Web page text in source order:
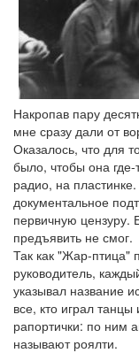
Накропав пару
мне сразу дали от
Оказалось, что для
было, чтобы она
радио, на
документальное
первичную цензуру.
предъявить не смог.
Так как "Жар-птица"
руководитель,
указывал название
все, кто играл
рапортички: по ним
называют роялти.